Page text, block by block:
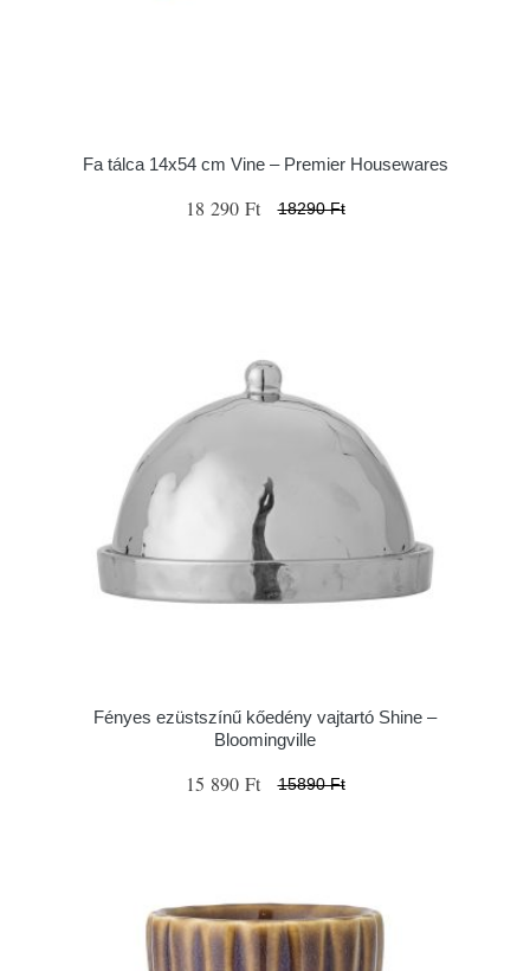
Fa tálca 14x54 cm Vine – Premier Housewares
18 290 Ft 18290 Ft
Fényes ezüstszínű kőedény vajtartó Shine –
Bloomingville
15 890 Ft 15890 Ft